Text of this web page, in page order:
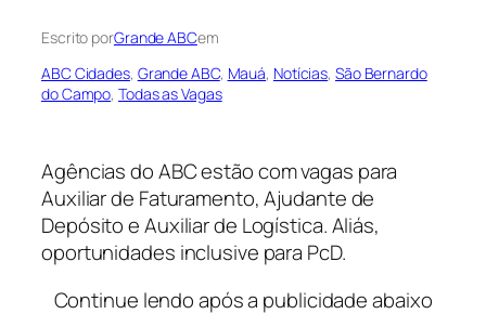
Escrito porGrande ABCem
ABC Cidades, Grande ABC, Mauá, Notícias, São Bernardo
do Campo, Todas as Vagas
Agências do ABC estão com vagas para
Auxiliar de Faturamento, Ajudante de
Depósito e Auxiliar de Logística. Aliás,
oportunidades inclusive para PcD.
Continue lendo após a publicidade abaixo